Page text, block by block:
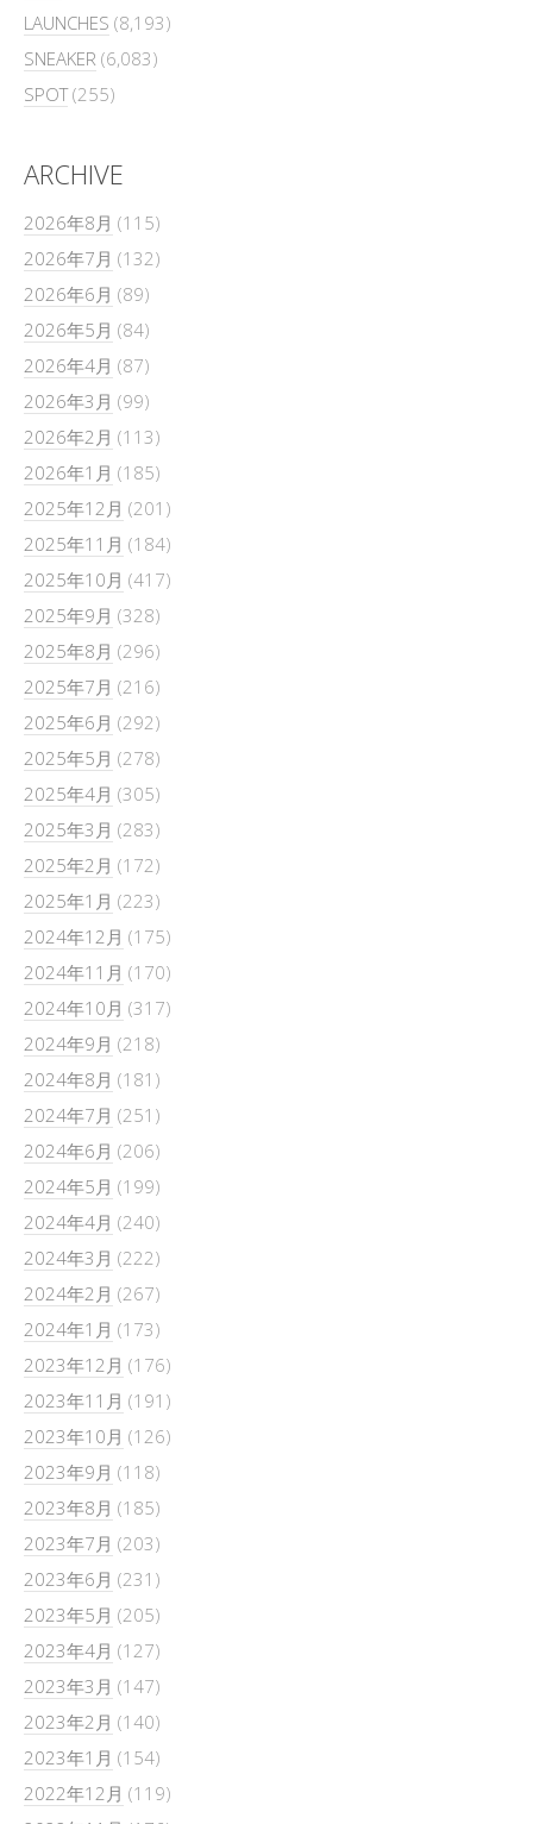
LAUNCHES (8,193)
SNEAKER (6,083)
SPOT(255)
ARCHIVE
2026年8月 (115)
2026年7月 (132)
2026年6月 (89)
2026年5月 (84)
2026年4月 (87)
2026年3月 (99)
2026年2月 (113)
2026年1月 (185)
2025年12月 (201)
2025年11月 (184)
2025年10月 (417)
2025年9月 (328)
2025年8月 (296)
2025年7月 (216)
2025年6月 (292)
2025年5月 (278)
2025年4月 (305)
2025年3月 (283)
2025年2月 (172)
2025年1月 (223)
2024年12月 (175)
2024年11月 (170)
2024年10月 (317)
2024年9月 (218)
2024年8月 (181)
2024年7月 (251)
2024年6月 (206)
2024年5月 (199)
2024年4月 (240)
2024年3月 (222)
2024年2月 (267)
2024年1月 (173)
2023年12月 (176)
2023年11月 (191)
2023年10月 (126)
2023年9月 (118)
2023年8月 (185)
2023年7月 (203)
2023年6月 (231)
2023年5月 (205)
2023年4月 (127)
2023年3月 (147)
2023年2月 (140)
2023年1月 (154)
2022年12月 (119)